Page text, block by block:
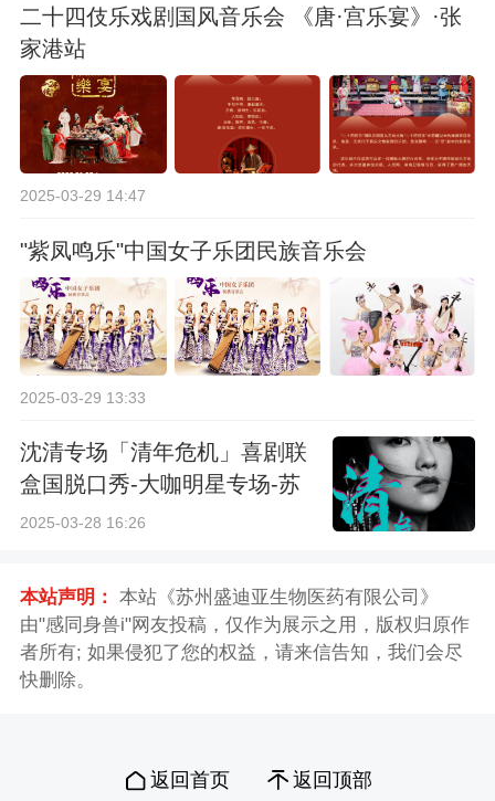
二十四伎乐戏剧国风音乐会 《唐·宫乐宴》·张
家港站
2025-03-29 14:47
"紫凤鸣乐"中国女子乐团民族音乐会
2025-03-29 13:33
沈清专场「清年危机」喜剧联
盒国脱口秀-大咖明星专场-苏
州站
2025-03-28 16:26
本站声明： 本站《苏州盛迪亚生物医药有限公司》
由"感同身兽i"网友投稿，仅作为展示之用，版权归原作
者所有; 如果侵犯了您的权益，请来信告知，我们会尽
快删除。
返回首页 返回顶部